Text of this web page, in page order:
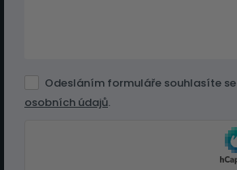
Odesláním formuláře souhlasíte se
osobních údajů.